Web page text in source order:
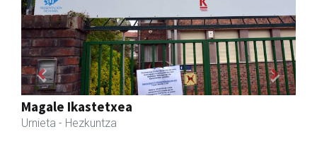
Magale Ikastetxea
Urnieta - Hezkuntza
Previous Next